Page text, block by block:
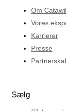
Om
Vores
Karrierer
Presse
Sælg